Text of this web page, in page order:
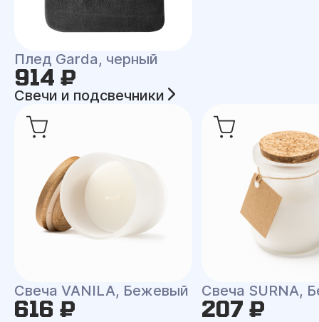
Плед Garda, черный
914 ₽
Свечи и подсвечники
Свеча VANILA, Бежевый
616 ₽
Свеча SURNA,
207 ₽